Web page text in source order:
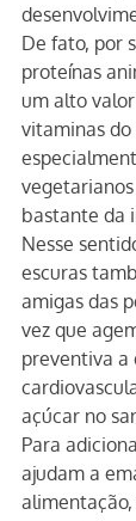
De fato, por
proteínas
um alto
vitaminas do
bastante da
Nesse
escuras
amigas das
vez que
preventiva a
açúcar no
Para
ajudam a